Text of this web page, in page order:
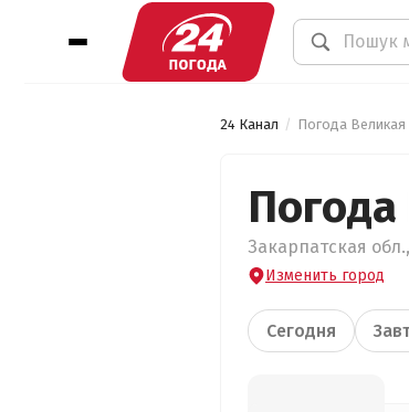
24 Канал Погода Великая
Закарпатская
Изменить город
Сегодня